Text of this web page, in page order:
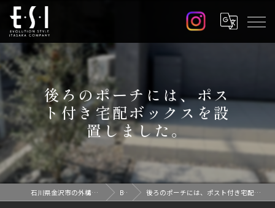
後ろのポーチには、ポス
ト付き宅配ボックスを設
置しました。
石川県金沢市の外構なら株式会社E.S.I Blog 後ろのポーチには、ポスト付き宅配ボックスを設置しました。